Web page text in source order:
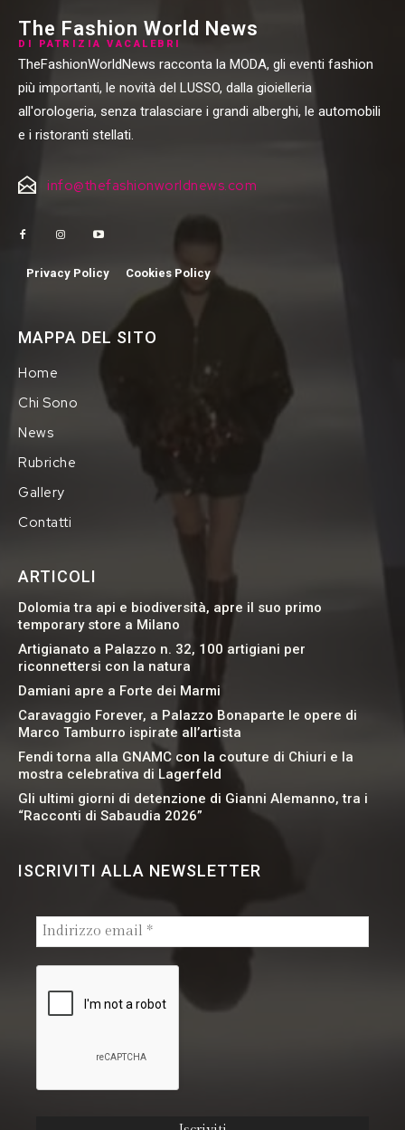
The Fashion World News
DI PATRIZIA VACALEBRI
TheFashionWorldNews racconta la MODA, gli eventi fashion
più importanti, le novità del LUSSO, dalla gioielleria
all'orologeria, senza tralasciare i grandi alberghi, le automobili
e i ristoranti stellati.
info@thefashionworldnews.com
Privacy Policy Cookies Policy
MAPPA DEL SITO
Home
Chi Sono
News
Rubriche
Gallery
Contatti
ARTICOLI
Dolomia tra api e biodiversità, apre il suo primo
temporary store a Milano
Artigianato a Palazzo n. 32, 100 artigiani per
riconnettersi con la natura
Damiani apre a Forte dei Marmi
Caravaggio Forever, a Palazzo Bonaparte le opere di
Marco Tamburro ispirate all’artista
Fendi torna alla GNAMC con la couture di Chiuri e la
mostra celebrativa di Lagerfeld
Gli ultimi giorni di detenzione di Gianni Alemanno, tra i
“Racconti di Sabaudia 2026”
ISCRIVITI ALLA NEWSLETTER